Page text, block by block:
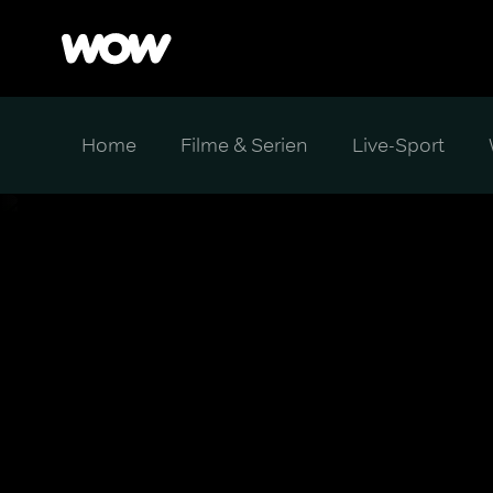
Home Filme & Serien Live-Sport